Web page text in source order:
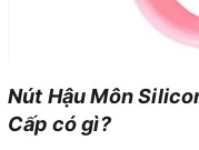
Nút Hậu Môn
Cấp có gì?